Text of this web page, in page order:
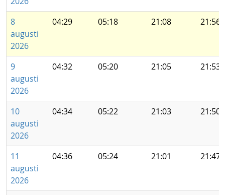
8
augusti
2026
04:29 05:18 21:08 21:56
9
augusti
2026
04:32 05:20 21:05 21:53
10
augusti
2026
04:34 05:22 21:03 21:50
11
augusti
2026
04:36 05:24 21:01 21:47